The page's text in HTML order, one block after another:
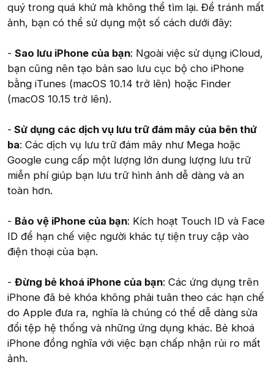
quý trong quá khứ mà không thể tìm lại. Để tránh mất
ảnh, bạn có thể sử dụng một số cách dưới đây:
- Sao lưu iPhone của bạn: Ngoài việc sử dụng iCloud,
bạn cũng nên tạo bản sao lưu cục bộ cho iPhone
bằng iTunes (macOS 10.14 trở lên) hoặc Finder
(macOS 10.15 trở lên).
- Sử dụng các dịch vụ lưu trữ đám mây của bên thứ
ba: Các dịch vụ lưu trữ đám mây như Mega hoặc
Google cung cấp một lượng lớn dung lượng lưu trữ
miễn phí giúp bạn lưu trữ hình ảnh dễ dàng và an
toàn hơn.
- Bảo vệ iPhone của bạn: Kích hoạt Touch ID và Face
ID để hạn chế việc người khác tự tiện truy cập vào
điện thoại của bạn.
- Đừng bẻ khoá iPhone của bạn: Các ứng dụng trên
iPhone đã bẻ khóa không phải tuân theo các hạn chế
do Apple đưa ra, nghĩa là chúng có thể dễ dàng sửa
đổi tệp hệ thống và những ứng dụng khác. Bẻ khoá
iPhone đồng nghĩa với việc bạn chấp nhận rủi ro mất
ảnh.